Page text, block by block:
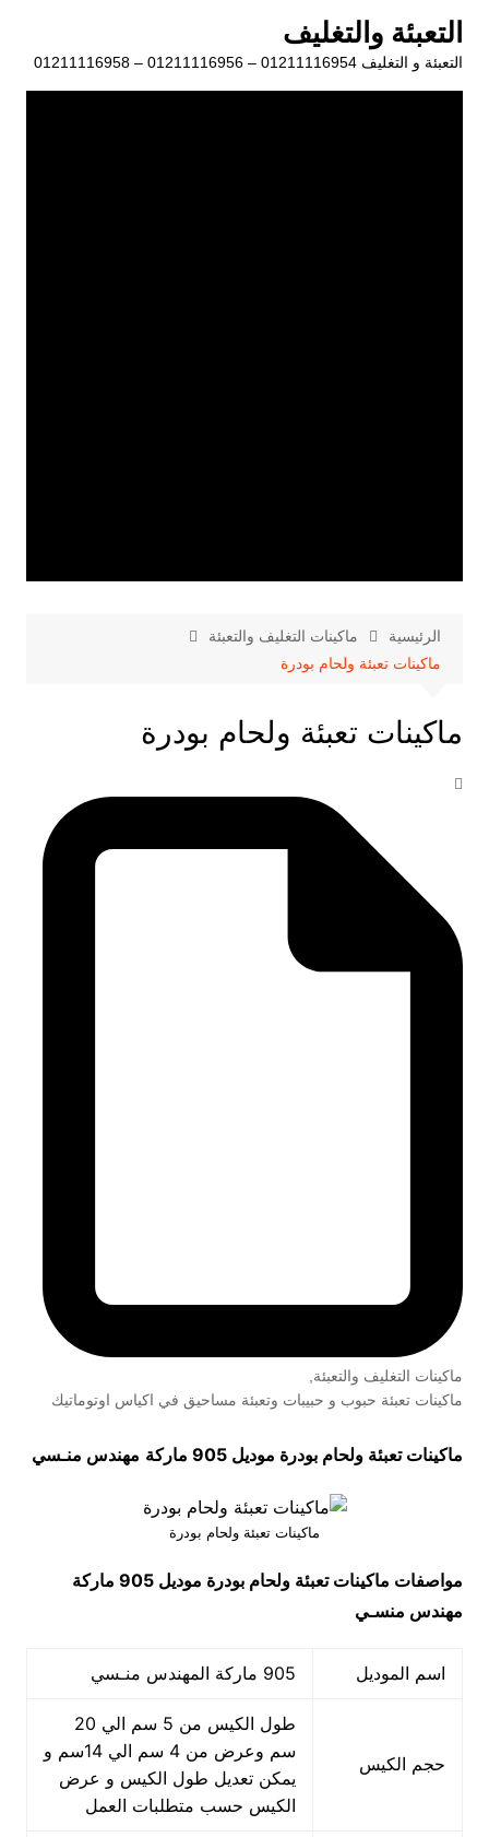
المحتوى
التعبئة والتغليف
التعبئة و التغليف 01211116954 – 01211116956 – 01211116958
الرئيسية
ماكينات التغليف والتعبئة
ماكينات تعبئة ولحام بودرة
ماكينات تعبئة ولحام بودرة
ماكينات التغليف والتعبئة,
ماكينات تعبئة حبوب و حبيبات وتعبئة مساحيق في اكياس اوتوماتيك
ماكينات تعبئة ولحام بودرة موديل 905 ماركة مهندس منـسي
ماكينات تعبئة ولحام بودرة
مواصفات ماكينات تعبئة ولحام بودرة
موديل 905 ماركة
مهندس منسـي
اسم الموديل 905 ماركة المهندس منـسي
حجم الكيس
طول الكيس من 5 سم الي 20
سم وعرض من 4 سم الي 14سم و
يمكن تعديل طول الكيس و عرض
الكيس حسب متطلبات العمل